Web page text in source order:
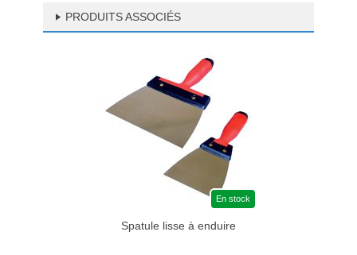
PRODUITS ASSOCIÉS
En stock
Spatule lisse à enduire